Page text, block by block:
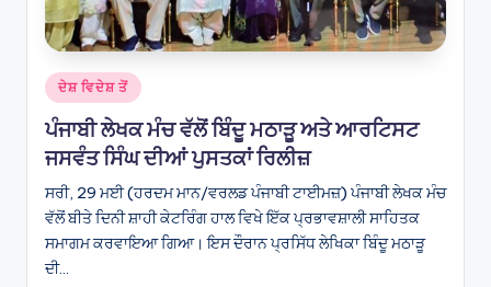
Posted
in
ਦੇਸ਼ ਵਿਦੇਸ਼ ਤੋਂ
ਪੰਜਾਬੀ ਲੇਖਕ ਮੰਚ ਵੱਲੋਂ ਬਿੰਦੂ ਮਠਾੜੂ ਅਤੇ ਆਰਟਿਸਟ
ਜਸਵੰਤ ਸਿੰਘ ਦੀਆਂ ਪੁਸਤਕਾਂ ਰਿਲੀਜ਼
ਸਰੀ, 29 ਮਈ (ਹਰਦਮ ਮਾਨ/ਵਰਲਡ ਪੰਜਾਬੀ ਟਾਈਮਜ਼) ਪੰਜਾਬੀ ਲੇਖਕ ਮੰਚ
ਵੱਲੋਂ ਬੀਤੇ ਦਿਨੀ ਸ਼ਾਹੀ ਕੇਟਰਿੰਗ ਹਾਲ ਵਿਖੇ ਇੱਕ ਪ੍ਰਭਾਵਸ਼ਾਲੀ ਸਾਹਿਤਕ
ਸਮਾਗਮ ਕਰਵਾਇਆ ਗਿਆ। ਇਸ ਦੌਰਾਨ ਪ੍ਰਸਿੱਧ ਲੇਖਿਕਾ ਬਿੰਦੂ ਮਠਾੜੂ
ਦੀ…